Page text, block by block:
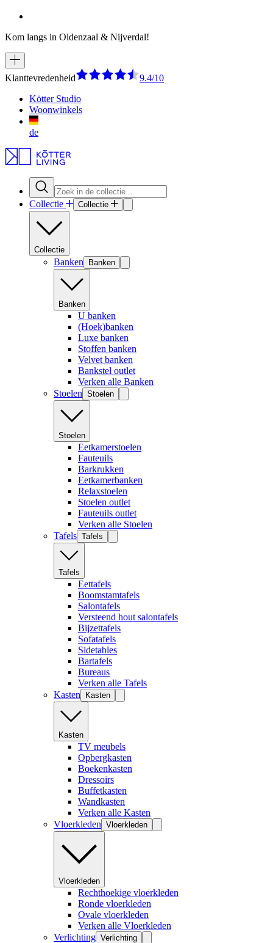
Kom langs in Oldenzaal & Nijverdal!
Klanttevredenheid
9.4/10
Kötter Studio
Woonwinkels
de
Collectie Collectie
Collectie
Banken Banken
Banken
U banken
(Hoek)banken
Luxe banken
Stoffen banken
Velvet banken
Bankstel outlet
Verken alle Banken
Stoelen Stoelen
Stoelen
Eetkamerstoelen
Fauteuils
Barkrukken
Eetkamerbanken
Relaxstoelen
Stoelen outlet
Fauteuils outlet
Verken alle Stoelen
Tafels Tafels
Tafels
Eettafels
Boomstamtafels
Salontafels
Versteend hout salontafels
Bijzettafels
Sofatafels
Sidetables
Bartafels
Bureaus
Verken alle Tafels
Kasten
Kasten
Kasten
TV meubels
Opbergkasten
Boekenkasten
Dressoirs
Buffetkasten
Wandkasten
Verken alle Kasten
Vloerkleden Vloerkleden
Vloerkleden
Rechthoekige vloerkleden
Ronde vloerkleden
Ovale vloerkleden
Verken alle Vloerkleden
Verlichting Verlichting